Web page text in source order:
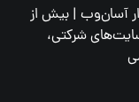
آسان‌وب | بیش از
شرکتی،